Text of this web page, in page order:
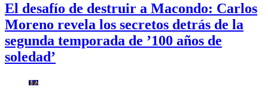
El desafío de destruir a Macondo: Carlos
Moreno revela los secretos detrás de la
segunda temporada de ’100 años de
soledad’